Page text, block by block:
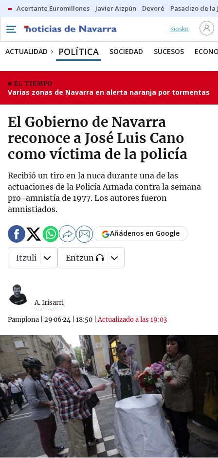
Acertante Euromillones Javier Aizpún Devoré Pasadizo de la
Kiosko
ACTUALIDAD POLÍTICA SOCIEDAD SUCESOS
EL TIEMPO
Varias zonas de Navarra en alerta naranja por tormentas
El Gobierno de Navarra
reconoce a José Luis Cano
como víctima de la policía
Recibió un tiro en la nuca durante una de las
actuaciones de la Policía Armada contra la semana
pro-amnistía de 1977. Los autores fueron
amnistiados.
A. Irisarri
Pamplona 29·06·24 18:50 |Actualizado a las 19:03
Añádenos en Google
Itzuli Entzun